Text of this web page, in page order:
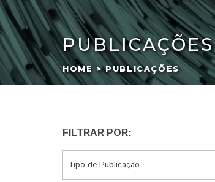
PUBLICAÇÕES
HOME > PUBLICAÇÕES
FILTRAR POR: